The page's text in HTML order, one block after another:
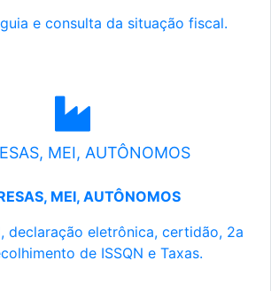
e consulta da situação fiscal.
MEI, AUTÔNOMOS
MEI, AUTÔNOMOS
declaração eletrônica, certidão, 2a
de ISSQN e Taxas.